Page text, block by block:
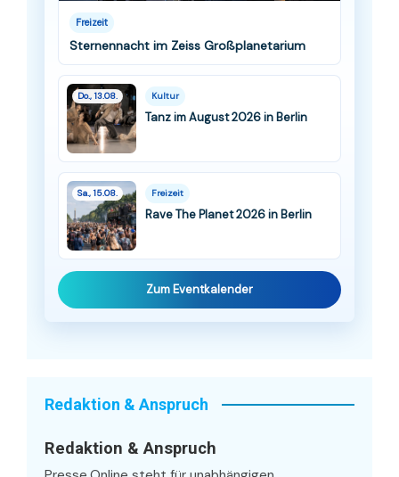
Freizeit
Sternennacht im Zeiss Großplanetarium
Do., 13.08. Kultur
Tanz im August 2026 in Berlin
Sa., 15.08. Freizeit
Rave The Planet 2026 in Berlin
Zum Eventkalender
Redaktion & Anspruch
Redaktion & Anspruch